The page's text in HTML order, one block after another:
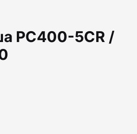
PC400-5CR /